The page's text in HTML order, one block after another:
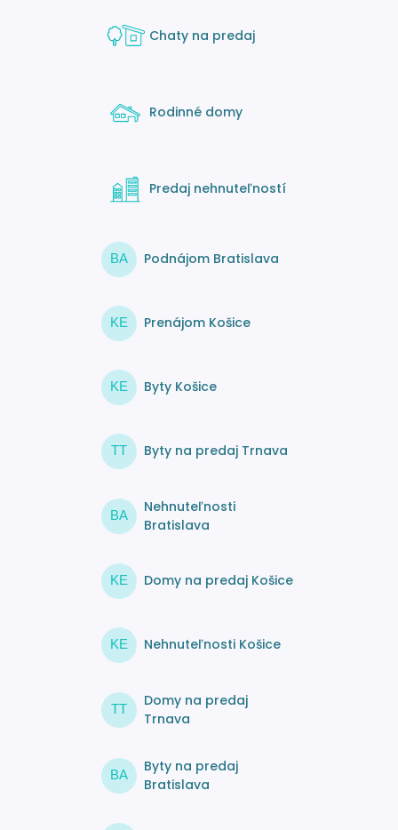
Chaty na predaj
Rodinné domy
Predaj nehnuteľností
BA Podnájom Bratislava
KE Prenájom Košice
KE Byty Košice
TT Byty na predaj Trnava
BA
Nehnuteľnosti
Bratislava
KE Domy na predaj Košice
KE Nehnuteľnosti Košice
TT
Domy na predaj
Trnava
BA
Byty na predaj
Bratislava